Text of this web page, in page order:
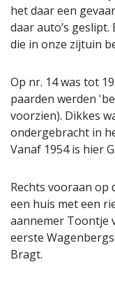
het daar een
daar auto’s
die in onze zijtuin
Op nr. 14 was tot
paarden werden
voorzien). Dikkes
ondergebracht in
Vanaf 1954 is hier
Rechts vooraan op
een huis met een
aannemer Toontje
eerste
Bragt.